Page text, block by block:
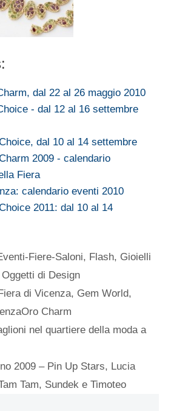
dal 22 al 26 maggio 2010
- dal 12 al 16 settembre
dal 10 al 14 settembre
2009 - calendario
Fiera
calendario eventi 2010
2011: dal 10 al 14
Fiere-Saloni, Flash, Gioielli
Oggetti di Design
di Vicenza, Gem World,
Charm
nel quartiere della moda a
2009 – Pin Up Stars, Lucia
Tam, Sundek e Timoteo